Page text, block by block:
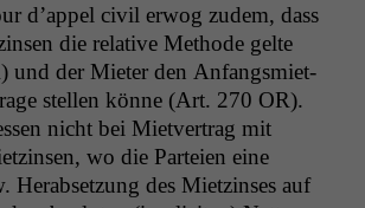
d’ap­pel civ­il erwog zudem, dass
die rel­a­tive Meth­ode gelte
) und der Mieter den Anfangsmi­et­
stellen könne (Art. 270 OR).
nicht bei Mietver­trag mit
wo die Parteien eine
Her­ab­set­zung des Miet­zins­es auf